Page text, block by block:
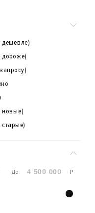
дороже)
новые)
До ₽